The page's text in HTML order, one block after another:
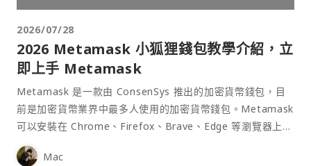
2026/07/28
2026 Metamask 小狐狸錢包教學介紹，立
即上手 Metamask
Metamask 是一款由 ConsenSys 推出的加密貨幣錢包，目
前是加密貨幣業界中最多人使用的加密貨幣錢包。Metamask
可以安裝在 Chrome、Firefox、Brave、Edge 等瀏覽器上作
為插件使用，具備許多功能且使用上非常方便。
Mac